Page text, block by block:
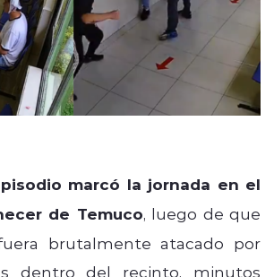
marcó la jornada en el
de Temuco, luego de que
brutalmente atacado por
dentro del recinto, minutos